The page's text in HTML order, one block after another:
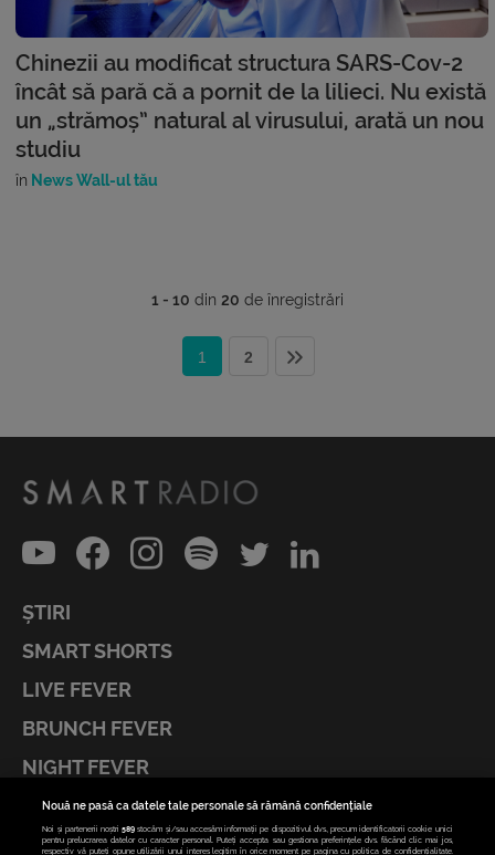
Chinezii au modificat structura SARS-Cov-2
încât să pară că a pornit de la lilieci. Nu există
un „strămoș” natural al virusului, arată un nou
studiu
în News Wall-ul tău
1 - 10 din 20 de înregistrări
1 2
ȘTIRI
SMART SHORTS
LIVE FEVER
BRUNCH FEVER
NIGHT FEVER
LIVE FEVER CONCERT
ASCULTĂ ACUM RADIOURILE SMART
Nouă ne pasă ca datele tale personale să rămână confidențiale
Noi și partenerii noștri589 stocăm și/sau accesăm informații pe dispozitivul dvs., precum identificatorii cookie unici
pentru prelucrarea datelor cu caracter personal. Puteți accepta sau gestiona preferințele dvs. făcând clic mai jos,
respectiv vă puteți opune utilizării unui interes legitim în orice moment pe pagina cu politica de confidențialitate.